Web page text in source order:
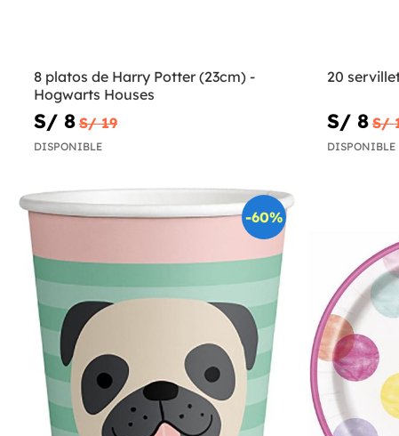
8 platos de Harry Potter (23cm) -
Hogwarts Houses
S/ 8 S/ 19
DISPONIBLE
20
S/ 8 S/
DISPONIBLE
-60%